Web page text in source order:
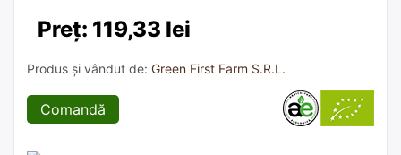
Preț: 119,33 lei
Produs și vândut de: Green First Farm S.R.L.
Comandă